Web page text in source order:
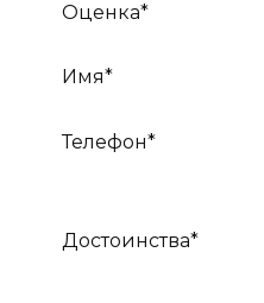
Оценка*
Имя*
Телефон*
Достоинства*